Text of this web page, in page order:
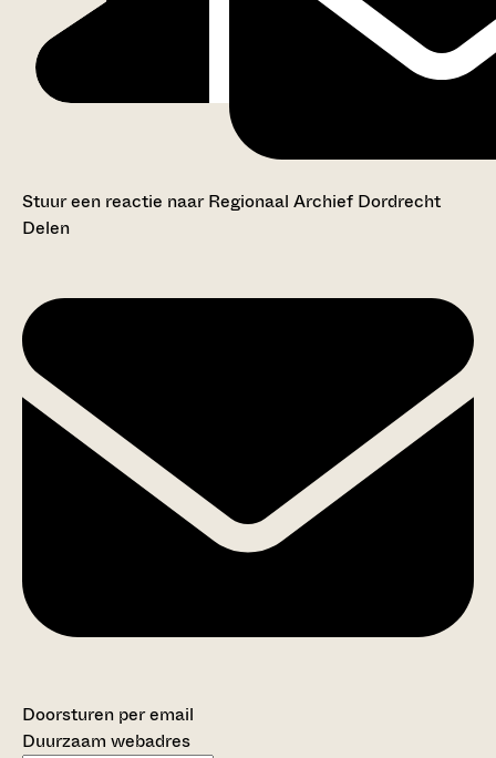
Stuur een reactie naar Regionaal Archief Dordrecht
Delen
Doorsturen per email
Duurzaam webadres